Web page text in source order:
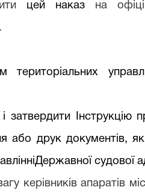
цей наказ на
територіальних
затвердити
або друк документів,
судової
керівників апаратів